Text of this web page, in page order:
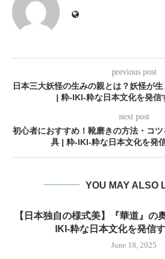
previous post
日本三大妖怪の生みの親とは？妖怪が
| 粋-IKI-粋な日本文化を発信
next post
初心者におすすめ！靴磨きの方法・コ
具 | 粋-IKI-粋な日本文化を発
YOU MAY ALSO
【日本独自の様式美】『華道』の
IKI-粋な日本文化を発信
June 18, 2025